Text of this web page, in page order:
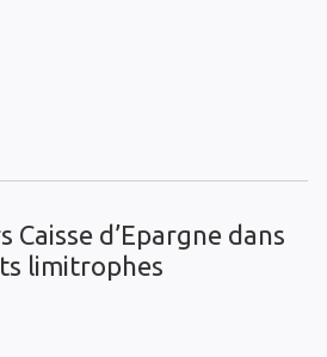
d’Epargne dans
limitrophes